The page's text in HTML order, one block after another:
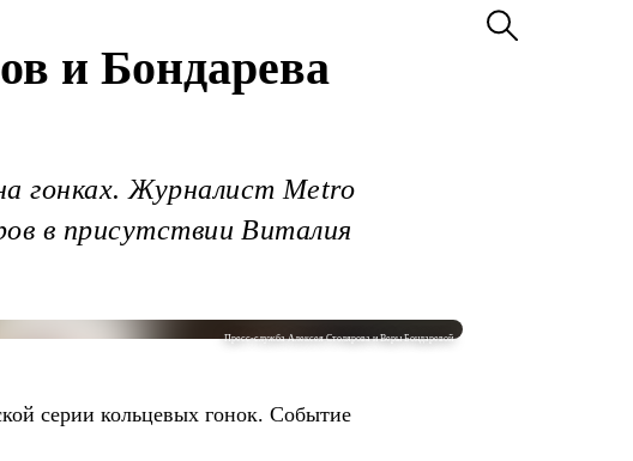
и Бондарева
гонках. Журналист Metro
в присутствии Виталия
Пресс-служба Алексея Столярова и Веры Бондаревой
серии кольцевых гонок. Событие